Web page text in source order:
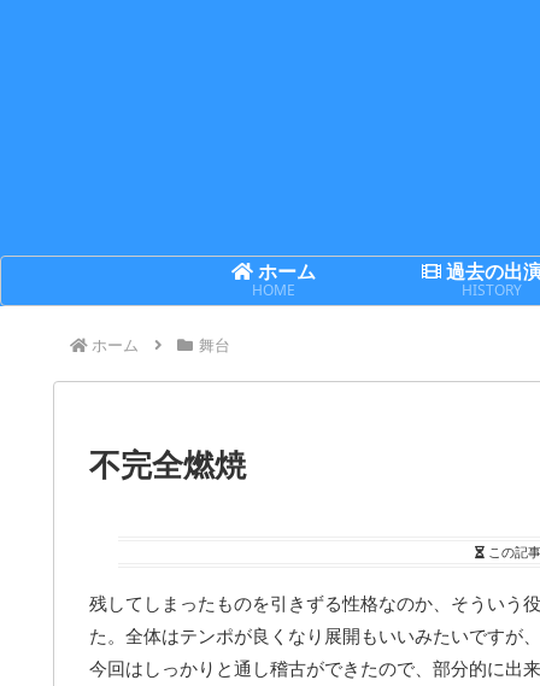
ホーム
HOME
過去の出
HISTORY
ホーム 舞台
不完全燃焼
この記
残してしまったものを引きずる性格なのか、そういう
た。全体はテンポが良くなり展開もいいみたいですが
今回はしっかりと通し稽古ができたので、部分的に出